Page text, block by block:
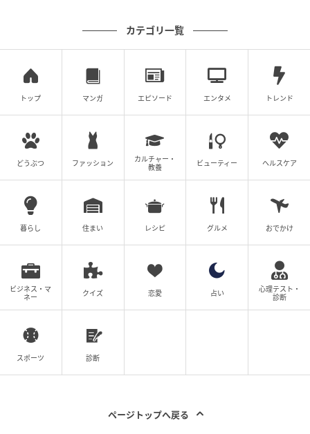
カテゴリ一覧
トップ マンガ エピソード エンタメ トレンド
どうぶつ ファッション
カルチャー・
教養
ビューティー ヘルスケア
暮らし 住まい レシピ グルメ おでかけ
ビジネス・マ
ネー
クイズ 恋愛 占い
心理テスト・
診断
スポーツ 診断
ページトップへ戻る